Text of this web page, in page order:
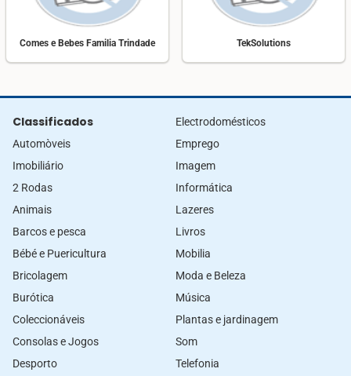
Comes e Bebes Familia Trindade TekSolutions
Classificados
Automòveis
Imobiliário
2 Rodas
Animais
Barcos e pesca
Bébé e Puericultura
Bricolagem
Burótica
Coleccionáveis
Consolas e Jogos
Desporto
Electrodomésticos
Emprego
Imagem
Informática
Lazeres
Livros
Mobilia
Moda e Beleza
Música
Plantas e jardinagem
Som
Telefonia